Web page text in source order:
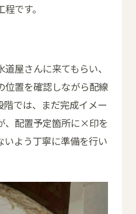
です。
屋さんに来てもらい、
位置を確認しながら配線
では、まだ完成イメー
、配置予定箇所に×印を
いよう丁寧に準備を行い